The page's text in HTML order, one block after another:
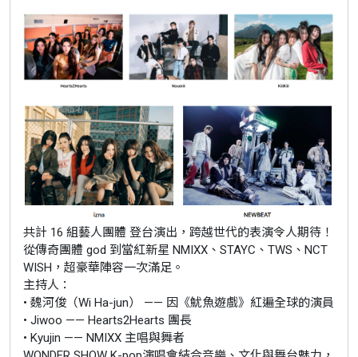
共計 16 組藝人團體 登台演出，跨越世代的表演令人期待！
從傳奇團體 god 到當紅新星 NMIXX、STAYC、TWS、NCT
WISH，超豪華陣容一次滿足。
主持人：
• 魏河俊（Wi Ha-jun） —— 因《魷魚遊戲》紅遍全球的演員
• Jiwoo —— Hearts2Hearts 團長
• Kyujin —— NMIXX 主唱與舞者